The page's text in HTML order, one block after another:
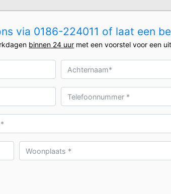
via 0186-224011 of laat een
binnen 24 uur met een voorstel voor een